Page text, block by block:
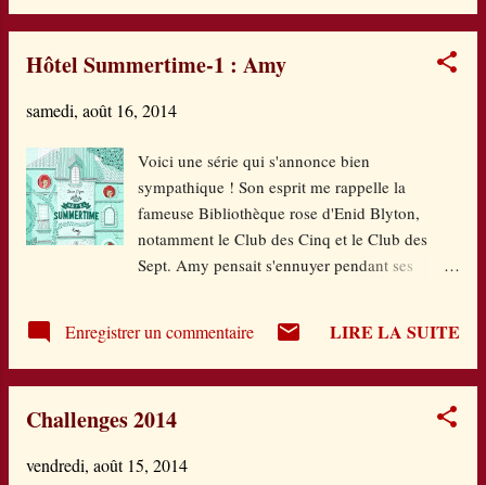
vacances, je l'avais juste feuilleté et déjà,
photographique. Je m'y suis replongée
livre qu'on a envie de regarder encore et
s'émerveiller et de repartir plus loin ou plus en
avant et s'arrêter à nouveau... On tourne ces
pages presque religieusement, avec infiniment
de respect tant ce qui est donné à voir est
splendide. D'ailleurs, c'est ce à quoi invite
Hôtel Summertime-1 : Amy
samedi, août 16, 2014
Voici une série qui s'annonce bien
sympathique ! Son esprit me rappelle la
fameuse Bibliothèque rose d'Enid Blyton,
notamment le Club des Cinq et le Club des
Sept. Amy pensait s'ennuyer pendant ses
sa demi-sœur Tanya n'y met guère du sien, son
petit frère est complètement perdu dans cette
Lucas, un voisin détestable lui gâche son
de Callum qui va bien la soutenir. A eux deux,
Enregistrer un commentaire LIRE LA SUITE
Challenges 2014
vendredi, août 15, 2014